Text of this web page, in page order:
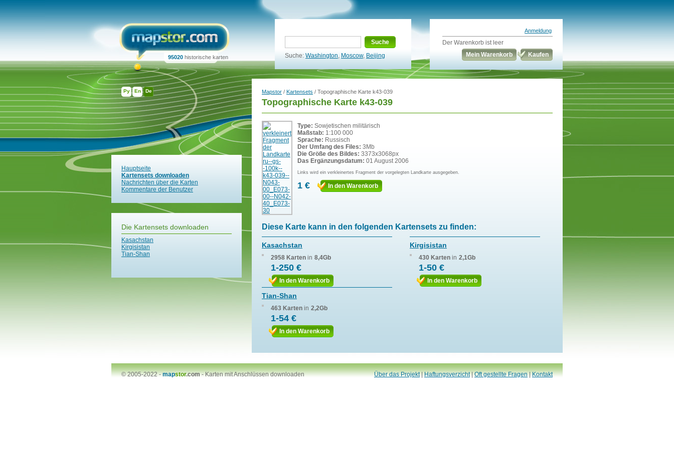
Ру En De
95020 historische karten
Suche
Suche: Washington, Moscow, Beijing
Anmeldung
Der Warenkorb ist leer
Mein Warenkorb
Kaufen
Hauptseite
Kartensets downloaden
Nachrichten über die Karten
Kommentare der Benutzer
Die Kartensets downloaden
Kasachstan
Kirgisistan
Tian-Shan
Mapstor / Kartensets / Topographische Karte k43-039
Topographische Karte k43-039
Type: Sowjetischen militärisch
Maßstab: 1:100 000
Sprache: Russisch
Der Umfang des Files: 3Mb
Die Größe des Bildes: 3373x3068px
Das Ergänzungsdatum: 01 August 2006
Links wird ein verkleinertes Fragment der vorgelegten Landkarte ausgegeben.
1 € In den Warenkorb
Diese Karte kann in den folgenden Kartensets zu finden:
Kasachstan
2958 Karten in 8,4Gb
1-250 €
In den Warenkorb
Kirgisistan
430 Karten in 2,1Gb
1-50 €
In den Warenkorb
Tian-Shan
463 Karten in 2,2Gb
1-54 €
In den Warenkorb
© 2005-2022 -mapstor.com-Karten mit Anschlüssen downloaden Über das Projekt|Haftungsverzicht|Oft gestellte Fragen|Kontakt